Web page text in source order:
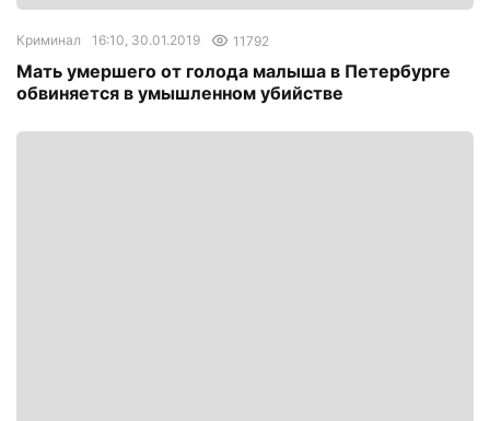
Криминал 16:10, 30.01.2019 11792
Мать умершего от голода малыша в Петербурге
обвиняется в умышленном убийстве